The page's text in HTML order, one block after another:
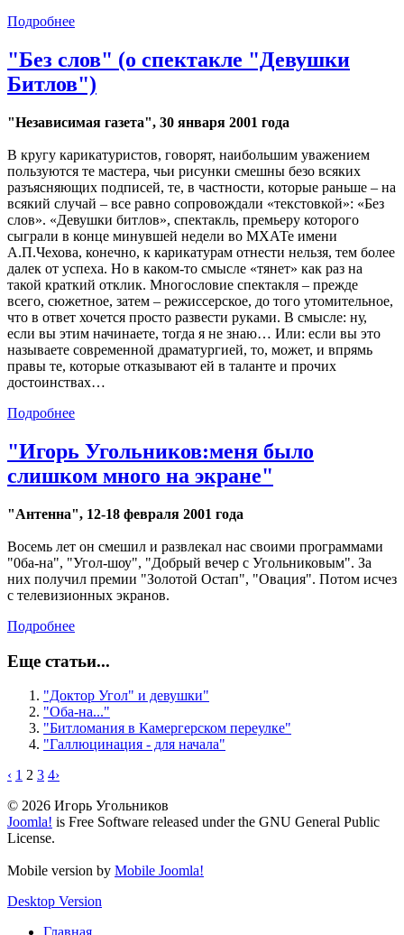
Подробнее
"Без слов" (о спектакле "Девушки
Битлов")
"Независимая газета", 30 января 2001 года
В кругу карикатуристов, говорят, наибольшим уважением
пользуются те мастера, чьи рисунки смешны безо всяких
разъясняющих подписей, те, в частности, которые раньше – на
всякий случай – все равно сопровождали «текстовкой»: «Без
слов». «Девушки битлов», спектакль, премьеру которого
сыграли в конце минувшей недели во МХАТе имени
А.П.Чехова, конечно, к карикатурам отнести нельзя, тем более
далек от успеха. Но в каком-то смысле «тянет» как раз на
такой краткий отклик. Многословие спектакля – прежде
всего, сюжетное, затем – режиссерское, до того утомительное,
что в ответ хочется просто развести руками. В смысле: ну,
если вы этим начинаете, тогда я не знаю… Или: если вы это
называете современной драматургией, то, может, и впрямь
правы те, которые отказывают ей в таланте и прочих
достоинствах…
Подробнее
"Игорь Угольников:меня было
слишком много на экране"
"Антенна", 12-18 февраля 2001 года
Восемь лет он смешил и развлекал нас своими программами
"0ба-на", "Угол-шоу", "Добрый вечер с Угольниковым". За
них получил премии "Золотой Остап", "Овация". Потом исчез
с телевизионных экранов.
Подробнее
Еще статьи...
"Доктор Угол" и девушки"
"Оба-на..."
"Битломания в Камергерском переулке"
"Галлюцинация - для начала"
‹ 1 2 3 4›
© 2026 Игорь Угольников
Joomla! is Free Software released under the GNU General Public
License.
Mobile version by Mobile Joomla!
Desktop Version